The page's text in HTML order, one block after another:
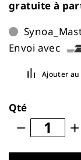
gratuite à
Envoi avec
Ajouter
Qté